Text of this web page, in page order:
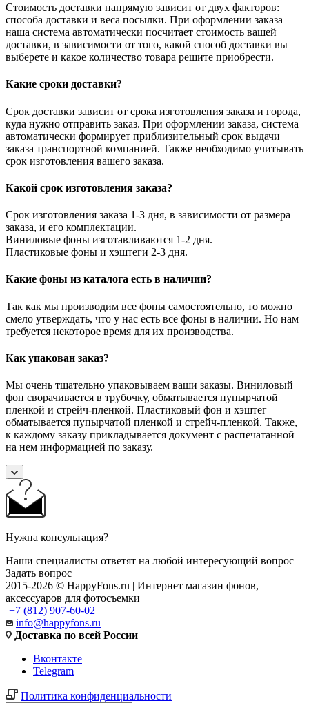
Стоимость доставки напрямую зависит от двух факторов:
способа доставки и веса посылки. При оформлении заказа
наша система автоматически посчитает стоимость вашей
доставки, в зависимости от того, какой способ доставки вы
выберете и какое количество товара решите приобрести.
Какие сроки доставки?
Срок доставки зависит от срока изготовления заказа и города,
куда нужно отправить заказ. При оформлении заказа, система
автоматически формирует приблизительный срок выдачи
заказа транспортной компанией. Также необходимо учитывать
срок изготовления вашего заказа.
Какой срок изготовления заказа?
Срок изготовления заказа 1-3 дня, в зависимости от размера
заказа, и его комплектации.
Виниловые фоны изготавливаются 1-2 дня.
Пластиковые фоны и хэштеги 2-3 дня.
Какие фоны из каталога есть в наличии?
Так как мы производим все фоны самостоятельно, то можно
смело утверждать, что у нас есть все фоны в наличии. Но нам
требуется некоторое время для их производства.
Как упакован заказ?
Мы очень тщательно упаковываем ваши заказы. Виниловый
фон сворачивается в трубочку, обматывается пупырчатой
пленкой и стрейч-пленкой. Пластиковый фон и хэштег
обматывается пупырчатой пленкой и стрейч-пленкой. Также,
к каждому заказу прикладывается документ с распечатанной
на нем информацией по заказу.
Нужна консультация?
Наши специалисты ответят на любой интересующий вопрос
Задать вопрос
2015-2026 © HappyFons.ru | Интернет магазин фонов,
аксессуаров для фотосъемки
+7 (812) 907-60-02
info@happyfons.ru
Доставка по всей России
Вконтакте
Telegram
Политика конфиденциальности